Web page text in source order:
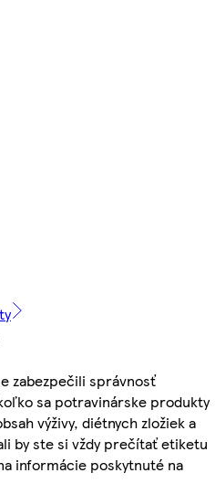
zabezpečili správnosť
sa potravinárske produkty
výživy, diétnych zložiek a
by ste si vždy prečítať etiketu
informácie poskytnuté na